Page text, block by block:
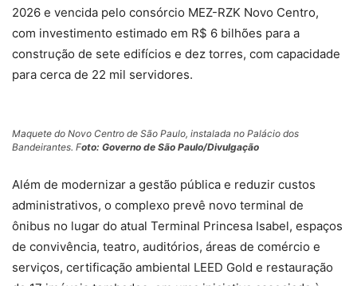
2026 e vencida pelo consórcio MEZ-RZK Novo Centro,
com investimento estimado em R$ 6 bilhões para a
construção de sete edifícios e dez torres, com capacidade
para cerca de 22 mil servidores.
Maquete do Novo Centro de São Paulo, instalada no Palácio dos
Bandeirantes. Foto: Governo de São Paulo/Divulgação
Além de modernizar a gestão pública e reduzir custos
administrativos, o complexo prevê novo terminal de
ônibus no lugar do atual Terminal Princesa Isabel, espaços
de convivência, teatro, auditórios, áreas de comércio e
serviços, certificação ambiental LEED Gold e restauração